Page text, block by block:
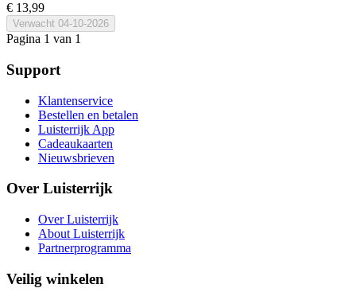
€ 13,99
Verwacht 04-10-2026
Pagina 1 van 1
Support
Klantenservice
Bestellen en betalen
Luisterrijk App
Cadeaukaarten
Nieuwsbrieven
Over Luisterrijk
Over Luisterrijk
About Luisterrijk
Partnerprogramma
Veilig winkelen